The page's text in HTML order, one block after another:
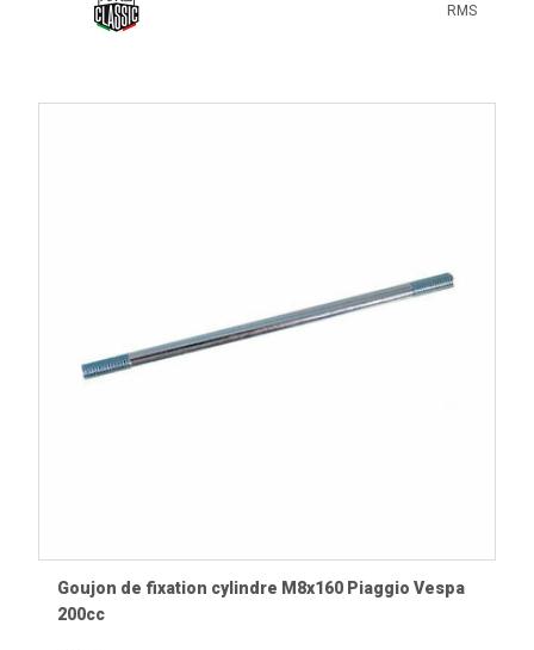
RMS
Goujon de fixation cylindre M8x160 Piaggio Vespa
200cc